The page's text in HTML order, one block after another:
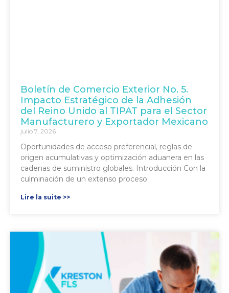
Boletín de Comercio Exterior No. 5.
Impacto Estratégico de la Adhesión
del Reino Unido al TIPAT para el Sector
Manufacturero y Exportador Mexicano
julio 7, 2026
Oportunidades de acceso preferencial, reglas de
origen acumulativas y optimización aduanera en las
cadenas de suministro globales. Introducción Con la
culminación de un extenso proceso
Lire la suite >>